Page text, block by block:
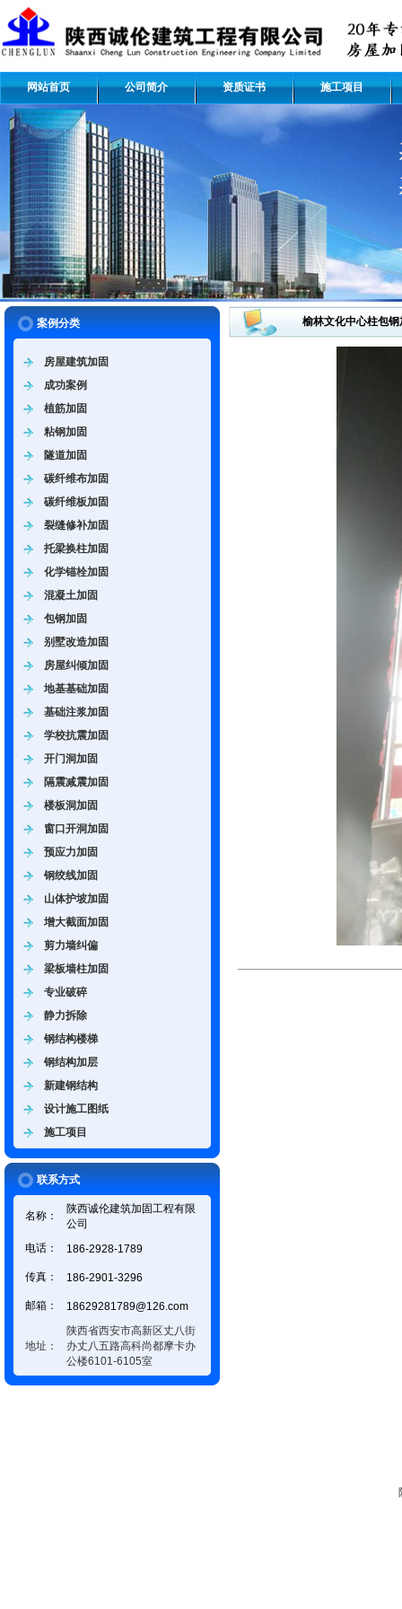
网站首页 公司简介 资质证书 施工项目
案例分类
房屋建筑加固
成功案例
植筋加固
粘钢加固
隧道加固
碳纤维布加固
碳纤维板加固
裂缝修补加固
托梁换柱加固
化学锚栓加固
混凝土加固
包钢加固
别墅改造加固
房屋纠倾加固
地基基础加固
基础注浆加固
学校抗震加固
开门洞加固
隔震减震加固
楼板洞加固
窗口开洞加固
预应力加固
钢绞线加固
山体护坡加固
增大截面加固
剪力墙纠偏
梁板墙柱加固
专业破碎
静力拆除
钢结构楼梯
钢结构加层
新建钢结构
设计施工图纸
施工项目
联系方式
名称：
陕西诚伦建筑加固工程有限
公司
电话：
186-2928-1789
传真： 186-2901-3296
邮箱： 18629281789@126.com
地址：
陕西省西安市高新区丈八街
办丈八五路高科尚都摩卡办
公楼6101-6105室
榆林文化中心柱包钢